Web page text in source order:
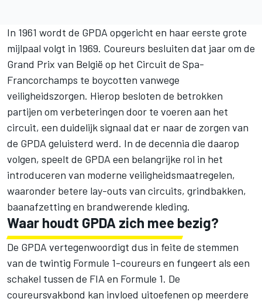
In 1961 wordt de GPDA opgericht en haar eerste grote
mijlpaal volgt in 1969. Coureurs besluiten dat jaar om de
Grand Prix van België op het Circuit de Spa-
Francorchamps te boycotten vanwege
veiligheidszorgen. Hierop besloten de betrokken
partijen om verbeteringen door te voeren aan het
circuit, een duidelijk signaal dat er naar de zorgen van
de GPDA geluisterd werd. In de decennia die daarop
volgen, speelt de GPDA een belangrijke rol in het
introduceren van moderne veiligheidsmaatregelen,
waaronder betere lay-outs van circuits, grindbakken,
baanafzetting en brandwerende kleding.
Waar houdt GPDA zich mee bezig?
De GPDA vertegenwoordigt dus in feite de stemmen
van de twintig Formule 1-coureurs en fungeert als een
schakel tussen de FIA en Formule 1. De
coureursvakbond kan invloed uitoefenen op meerdere